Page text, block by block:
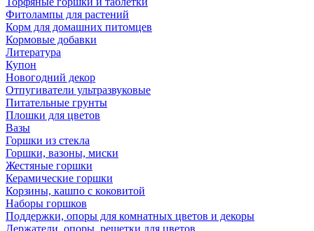
Фитолампы для растений
Корм для домашних питомцев
Кормовые добавки
Литература
Купон
Новогодний декор
Отпугиватели ультразвуковые
Питательные грунты
Плошки для цветов
Вазы
Горшки из стекла
Горшки, вазоны, миски
Жестяные горшки
Керамические горшки
Корзины, кашпо с коковитой
Наборы горшков
Поддержки, опоры для комнатных цветов и декоры
Держатели, опоры, решетки для цветов